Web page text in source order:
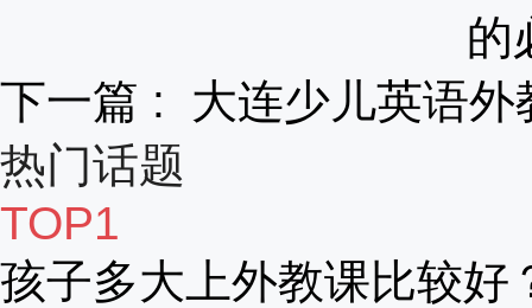
的
下一篇 : 大连少儿英语
热门话题
TOP1
孩子多大上外教课比较好